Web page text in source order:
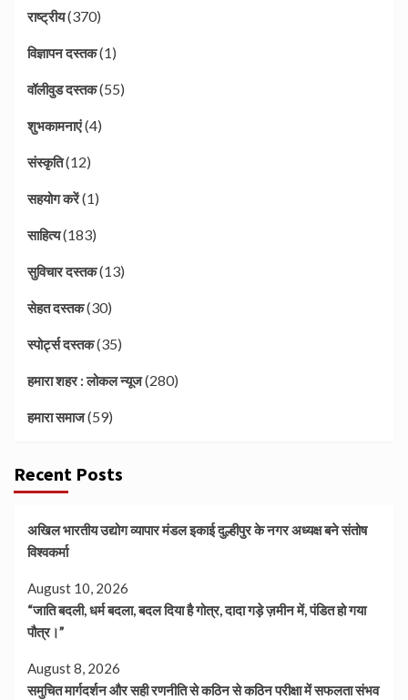
राष्ट्रीय(370)
विज्ञापन दस्तक(1)
वॉलीवुड दस्तक(55)
शुभकामनाएं(4)
संस्कृति(12)
सहयोग करें(1)
साहित्य(183)
सुविचार दस्तक(13)
सेहत दस्तक(30)
स्पोर्ट्स दस्तक(35)
हमारा शहर : लोकल न्यूज(280)
हमारा समाज(59)
Recent Posts
अखिल भारतीय उद्योग व्यापार मंडल इकाई दुल्हीपुर के नगर अध्यक्ष बने संतोष
विश्वकर्मा
August 10, 2026
“जाति बदली, धर्म बदला, बदल दिया है गोत्र, दादा गड़े ज़मीन में, पंडित हो गया
पौत्र।”
August 8, 2026
समुचित मार्गदर्शन और सही रणनीति से कठिन से कठिन परीक्षा में सफलता संभव